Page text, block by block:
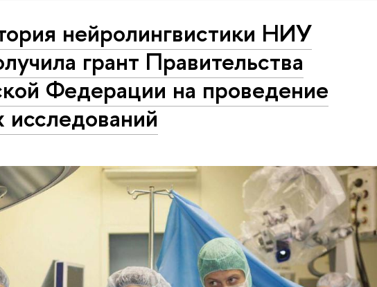
нейролингвистики НИУ
грант Правительства
Федерации на проведение
исследований